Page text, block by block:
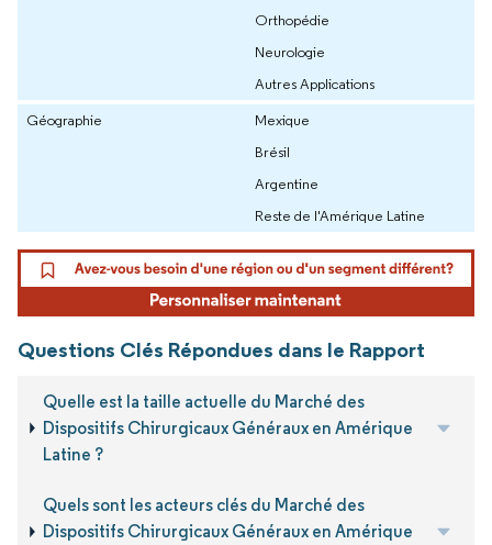
Orthopédie
Neurologie
Autres Applications
Géographie
Mexique
Brésil
Argentine
Reste de l'Amérique Latine
Questions Clés Répondues dans le Rapport
Quelle est la taille actuelle du Marché des
Dispositifs Chirurgicaux Généraux en Amérique
Latine ?
Quels sont les acteurs clés du Marché des
Dispositifs Chirurgicaux Généraux en Amérique